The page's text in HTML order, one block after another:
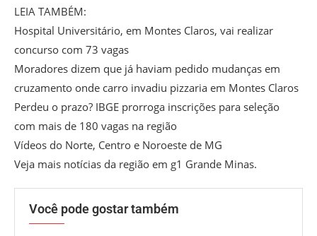
LEIA TAMBÉM:
Hospital Universitário, em Montes Claros, vai realizar
concurso com 73 vagas
Moradores dizem que já haviam pedido mudanças em
cruzamento onde carro invadiu pizzaria em Montes Claros
Perdeu o prazo? IBGE prorroga inscrições para seleção
com mais de 180 vagas na região
Vídeos do Norte, Centro e Noroeste de MG
Veja mais notícias da região em g1 Grande Minas.
Você pode gostar também